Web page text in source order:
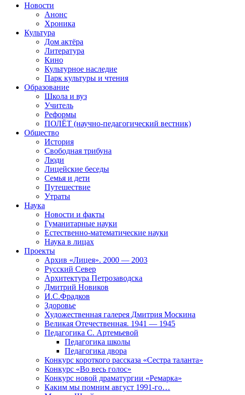
Новости
Анонс
Хроника
Культура
Дом актёра
Литература
Кино
Культурное наследие
Парк культуры и чтения
Образование
Школа и вуз
Учитель
Реформы
ПОЛЁТ (научно-педагогический вестник)
Общество
История
Свободная трибуна
Люди
Лицейские беседы
Семья и дети
Путешествие
Утраты
Наука
Новости и факты
Гуманитарные науки
Естественно-математические науки
Наука в лицах
Проекты
Архив «Лицея». 2000 — 2003
Русский Север
Архитектура Петрозаводска
Дмитрий Новиков
И.С.Фрадков
Здоровье
Художественная галерея Дмитрия Москина
Великая Отечественная. 1941 — 1945
Педагогика С. Артемьевой
Педагогика школы
Педагогика двора
Конкурс короткого рассказа «Сестра таланта»
Конкурс «Во весь голос»
Конкурс новой драматургии «Ремарка»
Каким мы помним август 1991-го…